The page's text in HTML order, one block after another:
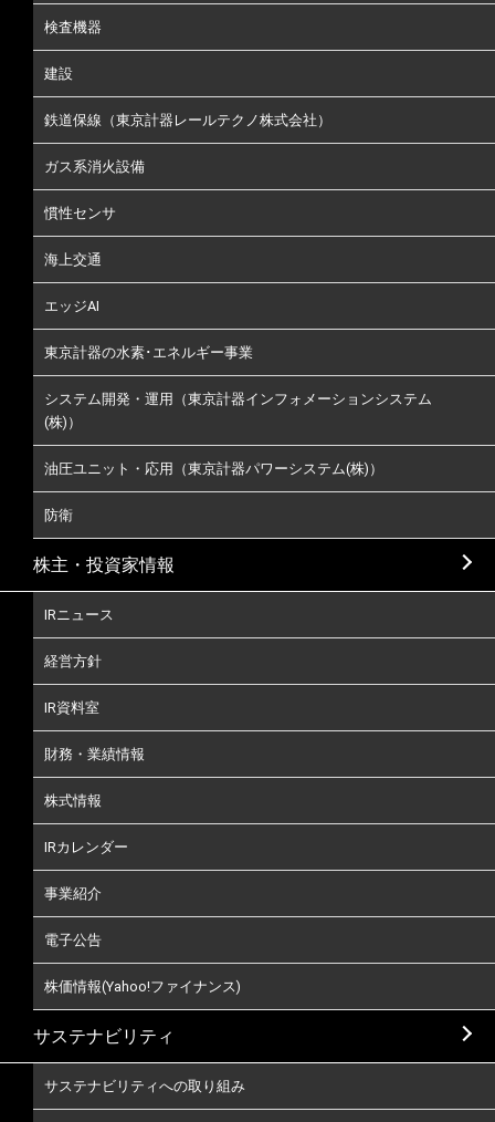
検査機器
建設
鉄道保線（東京計器レールテクノ株式会社）
ガス系消火設備
慣性センサ
海上交通
エッジAI
東京計器の水素･エネルギー事業
システム開発・運用（東京計器インフォメーションシステム
(株)）
油圧ユニット・応用（東京計器パワーシステム(株)）
防衛
株主・投資家情報
IRニュース
経営方針
IR資料室
財務・業績情報
株式情報
IRカレンダー
事業紹介
電子公告
株価情報(Yahoo!ファイナンス)
サステナビリティ
サステナビリティへの取り組み